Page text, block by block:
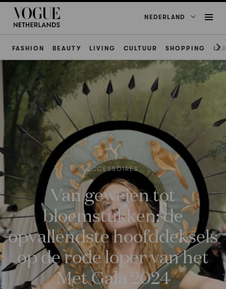
NEDERLAND
FASHION BEAUTY LIVING CULTUUR SHOPPING
ACCESSOIRES
Van geweien tot
bloemstukken: de
opvallendste hoofddeksels
op de rode loper van het
Met Gala 2024